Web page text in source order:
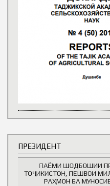
ПРЕЗИДЕНТ
ПАЁМИ ШОДБОШИИ
ТОҶИКИСТОН, ПЕШВОИ
РАҲМОН БА